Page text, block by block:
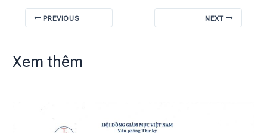
PREVIOUS NEXT
Xem thêm